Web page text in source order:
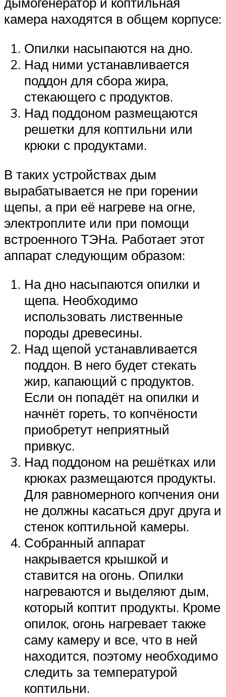
камера находятся в общем корпусе:
Опилки насыпаются на дно.
Над ними устанавливается
поддон для сбора жира,
стекающего с продуктов.
Над поддоном размещаются
решетки для коптильни или
крюки с продуктами.
В таких устройствах дым
вырабатывается не при горении
щепы, а при её нагреве на огне,
электроплите или при помощи
встроенного ТЭНа. Работает этот
аппарат следующим образом:
На дно насыпаются опилки и
щепа. Необходимо
использовать лиственные
породы древесины.
Над щепой устанавливается
поддон. В него будет стекать
жир, капающий с продуктов.
Если он попадёт на опилки и
начнёт гореть, то копчёности
приобретут неприятный
привкус.
Над поддоном на решётках или
крюках размещаются продукты.
Для равномерного копчения они
не должны касаться друг друга и
стенок коптильной камеры.
Собранный аппарат
накрывается крышкой и
ставится на огонь. Опилки
нагреваются и выделяют дым,
который коптит продукты. Кроме
опилок, огонь нагревает также
саму камеру и все, что в ней
находится, поэтому необходимо
следить за температурой
коптильни.